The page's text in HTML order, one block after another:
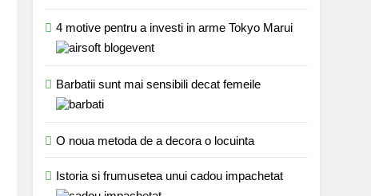
4 motive pentru a investi in arme Tokyo Marui
Barbatii sunt mai sensibili decat femeile
O noua metoda de a decora o locuinta
Istoria si frumusetea unui cadou impachetat